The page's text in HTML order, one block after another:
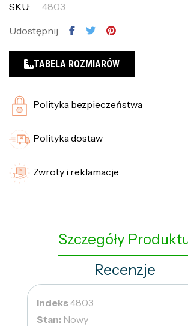
SKU:
4803
Udostępnij
TABELA ROZMIARÓW
Polityka bezpieczeństwa
Polityka dostaw
Zwroty i reklamacje
Szczegóły
Recenzje
Indeks4803
Stan: Nowy